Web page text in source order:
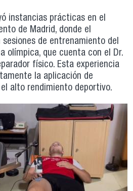
instancias prácticas en el
de Madrid, donde el
de entrenamiento del
olímpica, que cuenta con el Dr.
físico. Esta experiencia
la aplicación de
alto rendimiento deportivo.